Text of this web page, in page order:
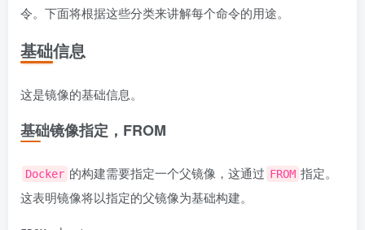
令。下面将根据这些分类来讲解每个命令的用途。
基础信息
这是镜像的基础信息。
基础镜像指定，FROM
Docker 的构建需要指定一个父镜像，这通过 FROM 指定。
这表明镜像将以指定的父镜像为基础构建。